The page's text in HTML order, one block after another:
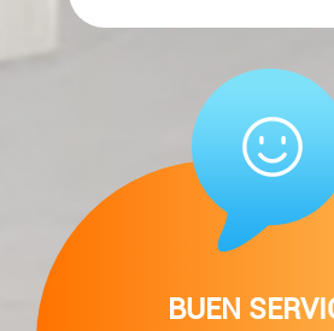
BUEN